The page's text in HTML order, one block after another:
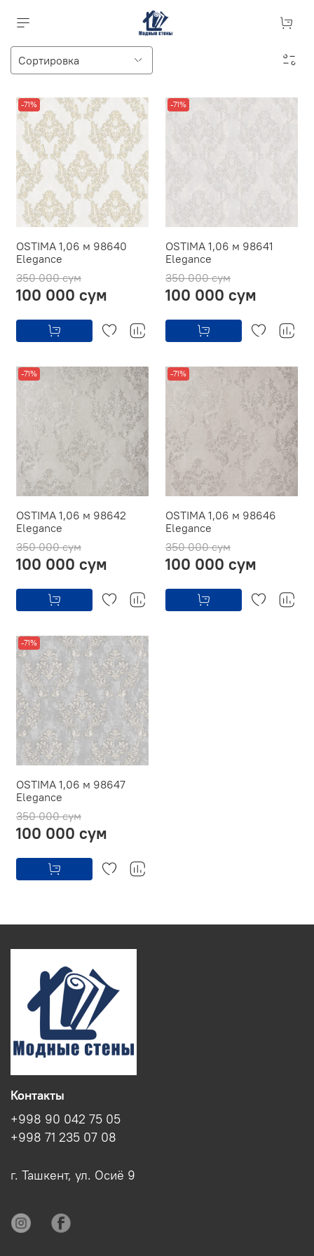
-71%
OSTIMA 1,06 м 98640
Elegance
350 000 сум
100 000 сум
-71%
OSTIMA 1,06 м 98641
Elegance
350 000 сум
100 000 сум
-71%
OSTIMA 1,06 м 98642
Elegance
350 000 сум
100 000 сум
-71%
OSTIMA 1,06 м 98646
Elegance
350 000 сум
100 000 сум
-71%
OSTIMA 1,06 м 98647
Elegance
350 000 сум
100 000 сум
Контакты
+998 90 042 75 05
+998 71 235 07 08
г. Ташкент, ул. Осиё 9